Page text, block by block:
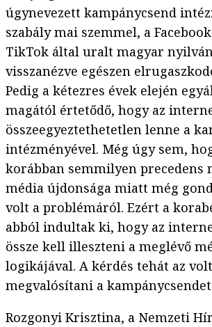
úgynevezett kampánycsend
szabály mai szemmel, a
TikTok által uralt magyar
visszanézve egészen
Pedig a kétezres évek elején
magától értetődő, hogy az
összeegyeztethetetlen lenne a
intézményével. Még úgy sem,
korábban semmilyen precedens
média újdonsága miatt még
volt a problémáról. Ezért a
abból indultak ki, hogy az
össze kell illeszteni a meglévő
logikájával. A kérdés tehát az
megvalósítani a
Rozgonyi Krisztina, a Nemzeti